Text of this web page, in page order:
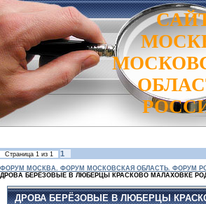
Страница 1 из 1 1
ФОРУМ МОСКВА. ФОРУМ МОСКОВСКАЯ ОБЛАСТЬ. ФОРУМ
ДРОВА БЕРЁЗОВЫЕ В ЛЮБЕРЦЫ КРАСКОВО МАЛАХОВКЕ
ДРОВА БЕРЁЗОВЫЕ В ЛЮБЕРЦЫ